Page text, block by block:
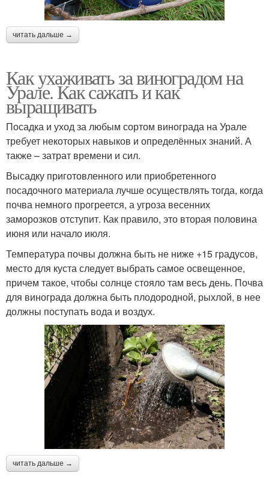
читать дальше →
Как ухаживать за виноградом на
Урале. Как сажать и как
выращивать
Посадка и уход за любым сортом винограда на Урале
требует некоторых навыков и определённых знаний. А
также – затрат времени и сил.
Высадку приготовленного или приобретенного
посадочного материала лучше осуществлять тогда, когда
почва немного прогреется, а угроза весенних
заморозков отступит. Как правило, это вторая половина
июня или начало июля.
Температура почвы должна быть не ниже +15 градусов,
место для куста следует выбрать самое освещенное,
причем такое, чтобы солнце стояло там весь день. Почва
для винограда должна быть плодородной, рыхлой, в нее
должны поступать вода и воздух.
читать дальше →